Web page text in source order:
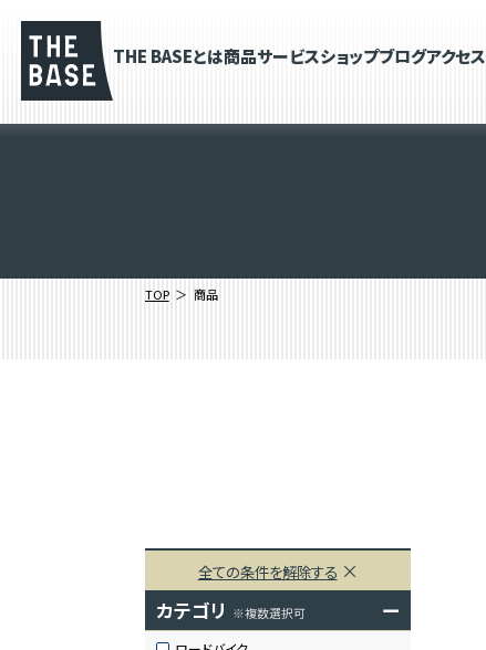
THE BASEとは商品サービスショップブログアクセス
TOP 商品
全ての条件を解除する
カテゴリ ※複数選択可 ー